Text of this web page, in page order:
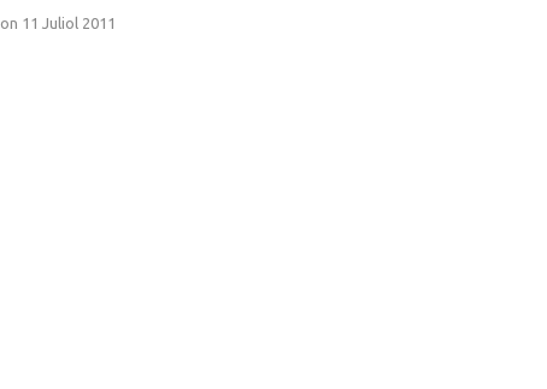
on 11 Juliol 2011